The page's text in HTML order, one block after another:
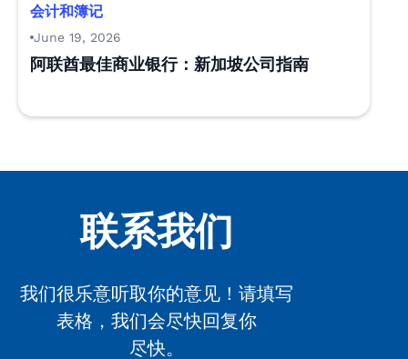
会计和簿记
June 19, 2026
阿联酋最佳商业银行：新加坡公司指南
联系我们
我们很乐意听取你的意见！请填写
表格，我们会尽快回复你
尽快。